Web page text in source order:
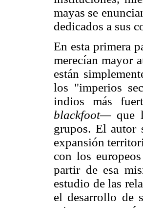
mayas se
dedicados a sus
En esta primera
merecían mayor
están
los "imperios
indios más
blackfoot— que
grupos. El autor
expansión
con los
partir de esa
estudio de las
el desarrollo de